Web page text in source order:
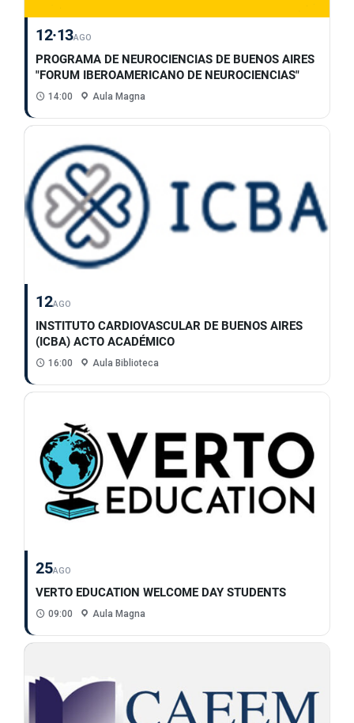
12·13AGO
PROGRAMA DE NEUROCIENCIAS DE BUENOS AIRES
"FORUM IBEROAMERICANO DE NEUROCIENCIAS"
14:00 Aula Magna
12AGO
INSTITUTO CARDIOVASCULAR DE BUENOS AIRES
(ICBA) ACTO ACADÉMICO
16:00 Aula Biblioteca
25AGO
VERTO EDUCATION WELCOME DAY STUDENTS
09:00 Aula Magna